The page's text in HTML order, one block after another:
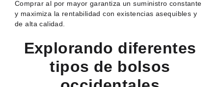
Comprar al por mayor garantiza un suministro constante
y maximiza la rentabilidad con existencias asequibles y
de alta calidad.
Explorando diferentes
tipos de bolsos